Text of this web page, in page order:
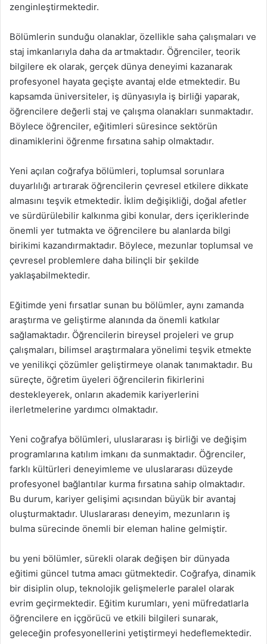
zenginleştirmektedir.
Bölümlerin sunduğu olanaklar, özellikle saha çalışmaları ve
staj imkanlarıyla daha da artmaktadır. Öğrenciler, teorik
bilgilere ek olarak, gerçek dünya deneyimi kazanarak
profesyonel hayata geçişte avantaj elde etmektedir. Bu
kapsamda üniversiteler, iş dünyasıyla iş birliği yaparak,
öğrencilere değerli staj ve çalışma olanakları sunmaktadır.
Böylece öğrenciler, eğitimleri süresince sektörün
dinamiklerini öğrenme fırsatına sahip olmaktadır.
Yeni açılan coğrafya bölümleri, toplumsal sorunlara
duyarlılığı artırarak öğrencilerin çevresel etkilere dikkate
almasını teşvik etmektedir. İklim değişikliği, doğal afetler
ve sürdürülebilir kalkınma gibi konular, ders içeriklerinde
önemli yer tutmakta ve öğrencilere bu alanlarda bilgi
birikimi kazandırmaktadır. Böylece, mezunlar toplumsal ve
çevresel problemlere daha bilinçli bir şekilde
yaklaşabilmektedir.
Eğitimde yeni fırsatlar sunan bu bölümler, aynı zamanda
araştırma ve geliştirme alanında da önemli katkılar
sağlamaktadır. Öğrencilerin bireysel projeleri ve grup
çalışmaları, bilimsel araştırmalara yönelimi teşvik etmekte
ve yenilikçi çözümler geliştirmeye olanak tanımaktadır. Bu
süreçte, öğretim üyeleri öğrencilerin fikirlerini
destekleyerek, onların akademik kariyerlerini
ilerletmelerine yardımcı olmaktadır.
Yeni coğrafya bölümleri, uluslararası iş birliği ve değişim
programlarına katılım imkanı da sunmaktadır. Öğrenciler,
farklı kültürleri deneyimleme ve uluslararası düzeyde
profesyonel bağlantılar kurma fırsatına sahip olmaktadır.
Bu durum, kariyer gelişimi açısından büyük bir avantaj
oluşturmaktadır. Uluslararası deneyim, mezunların iş
bulma sürecinde önemli bir eleman haline gelmiştir.
bu yeni bölümler, sürekli olarak değişen bir dünyada
eğitimi güncel tutma amacı gütmektedir. Coğrafya, dinamik
bir disiplin olup, teknolojik gelişmelerle paralel olarak
evrim geçirmektedir. Eğitim kurumları, yeni müfredatlarla
öğrencilere en içgörücü ve etkili bilgileri sunarak,
geleceğin profesyonellerini yetiştirmeyi hedeflemektedir.